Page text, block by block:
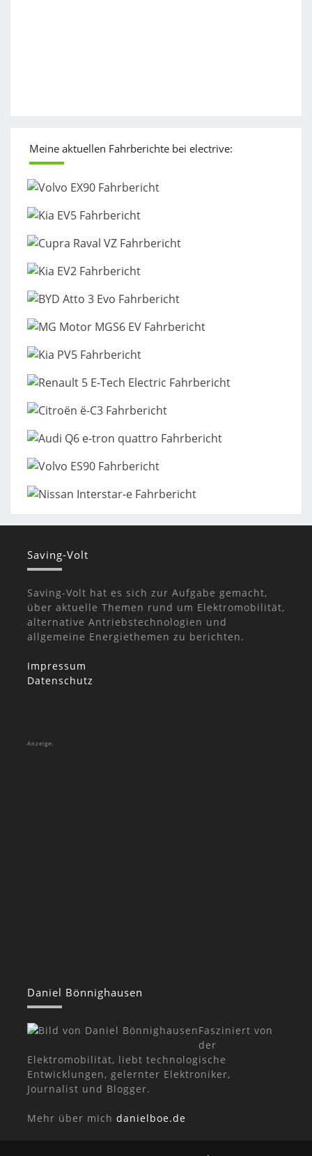
Meine aktuellen Fahrberichte bei electrive:
Saving-Volt
Saving-Volt hat es sich zur Aufgabe gemacht,
über aktuelle Themen rund um Elektromobilität,
alternative Antriebstechnologien und
allgemeine Energiethemen zu berichten.
Impressum
Datenschutz
Anzeige:
Daniel Bönnighausen
Fasziniert von
der
Elektromobilität, liebt technologische
Entwicklungen, gelernter Elektroniker,
Journalist und Blogger.
Mehr über mich danielboe.de